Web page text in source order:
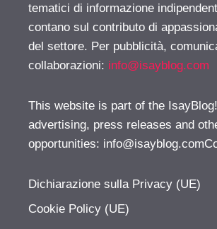
tematici di informazione
contano sul contributo di
del settore. Per pubblicità,
collaborazioni: info@isayblog.com
This website is part of the
advertising, press releases and
opportunities:
Dichiarazione sulla Privacy (UE)
Cookie Policy (UE)